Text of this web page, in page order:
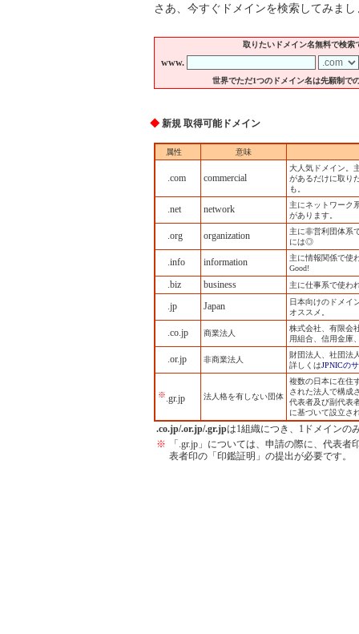
さあ、今すぐドメインを検索してみまし
取りたいドメイン名無料で検索
www.
世界でただ1つのドメイン名は先願制で
◆新規 取得可能ドメイン
属性 意味
.com commercial
大人気ドメイン。
があるだけに取り
も。
.net network
主にネットワーク
があります。
.org organization
主に非営利団体系
には◎
.info information
主に情報関係で使
Good!
.biz business 主に仕事系で使わ
.jp Japan
日本向けのドメイ
オススメ。
.co.jp 商業法人
株式会社、有限会
用組合、信用金庫
.or.jp 非商業法人
財団法人、社団法
詳しくはJPNICの
※.gr.jp 法人格を有しない団体
複数の日本に在住
された法人で構成
代表者及び副代表
に基づいて設立さ
.co.jp/.or.jp/.gr.jpは1組織につき、1ドメインの
※
「.gr.jp」については、申請の際に、代表
表者印の「印鑑証明」の提出が必要です。